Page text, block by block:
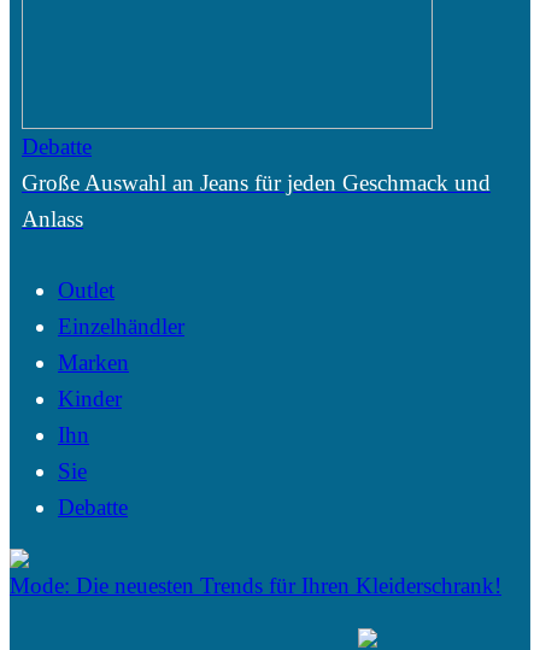
Debatte
Große Auswahl an Jeans für jeden Geschmack und
Anlass
Outlet
Einzelhändler
Marken
Kinder
Ihn
Sie
Debatte
Mode: Die neuesten Trends für Ihren Kleiderschrank!